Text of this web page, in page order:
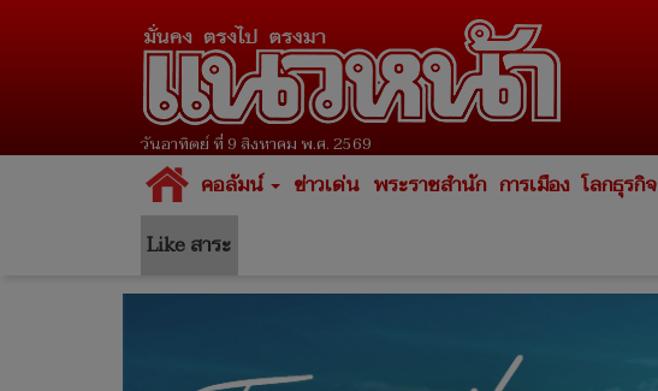
วันอาทิตย์ ที่ 9 สิงหาคม พ.ศ. 2569
คอลัมน์ ข่าวเด่น พระราชสำนัก การเมือง โลกธุรกิจ
Like สาระ